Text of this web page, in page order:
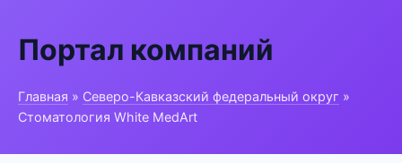
Портал компаний
Главная » Северо-Кавказский федеральный округ »
Стоматология White MedArt